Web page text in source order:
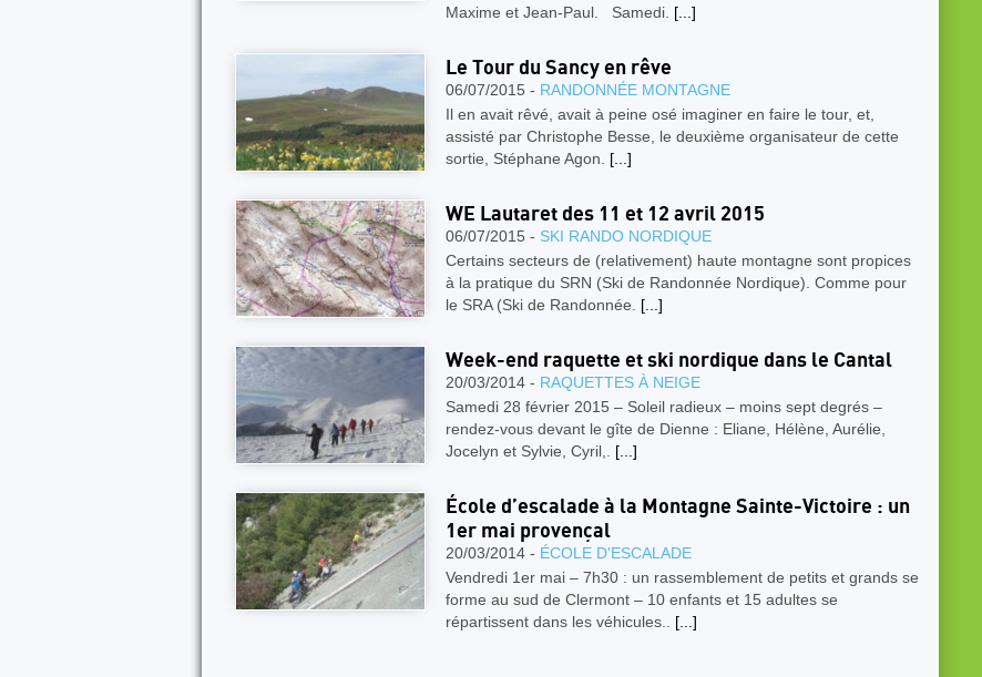
Maxime et Jean-Paul. Samedi. [...]
Le Tour du Sancy en rêve
06/07/2015 - RANDONNÉE MONTAGNE
Il en avait rêvé, avait à peine osé imaginer en faire le tour, et,
assisté par Christophe Besse, le deuxième organisateur de cette
sortie, Stéphane Agon. [...]
WE Lautaret des 11 et 12 avril 2015
06/07/2015 - SKI RANDO NORDIQUE
Certains secteurs de (relativement) haute montagne sont propices
à la pratique du SRN (Ski de Randonnée Nordique). Comme pour
le SRA (Ski de Randonnée. [...]
Week-end raquette et ski nordique dans le Cantal
20/03/2014 - RAQUETTES À NEIGE
Samedi 28 février 2015 – Soleil radieux – moins sept degrés –
rendez-vous devant le gîte de Dienne : Eliane, Hélène, Aurélie,
Jocelyn et Sylvie, Cyril,. [...]
École d’escalade à la Montagne Sainte-Victoire : un
1er mai provençal
20/03/2014 - ÉCOLE D'ESCALADE
Vendredi 1er mai – 7h30 : un rassemblement de petits et grands se
forme au sud de Clermont – 10 enfants et 15 adultes se
répartissent dans les véhicules.. [...]